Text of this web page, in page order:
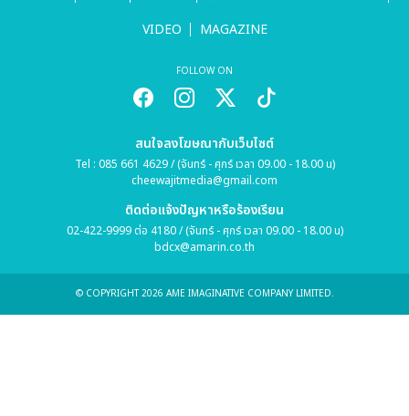
VIDEO
MAGAZINE
FOLLOW ON
สนใจลงโฆษณากับเว็บไซต์
Tel : 085 661 4629 / (จันทร์ - ศุกร์ เวลา 09.00 - 18.00 น)
cheewajitmedia@gmail.com
ติดต่อแจ้งปัญหาหรือร้องเรียน
02-422-9999 ต่อ 4180 / (จันทร์ - ศุกร์ เวลา 09.00 - 18.00 น)
bdcx@amarin.co.th
© COPYRIGHT 2026 AME IMAGINATIVE COMPANY LIMITED.